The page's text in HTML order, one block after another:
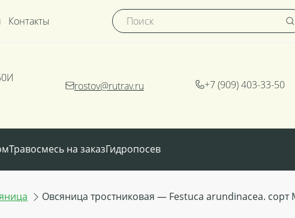
Контакты
rostov@rutrav.ru +7 (909) 403-33-50
Травосмесь на заказГидропосев
Овсяница тростниковая — Festuca arundinacea. сорт